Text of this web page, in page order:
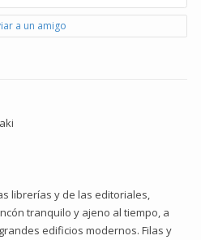
a un amigo
librerías y de las editoriales,
tranquilo y ajeno al tiempo, a
edificios modernos. Filas y